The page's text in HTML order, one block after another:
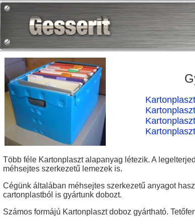
Több féle Kartonplaszt alapanyag létezik. A
méhsejtes szerkezetű lemezek is.
Cégünk általában méhsejtes szerkezetű anyagot
cartonplastból is gyártunk dobozt.
Számos formájú Kartonplaszt doboz gyártható.